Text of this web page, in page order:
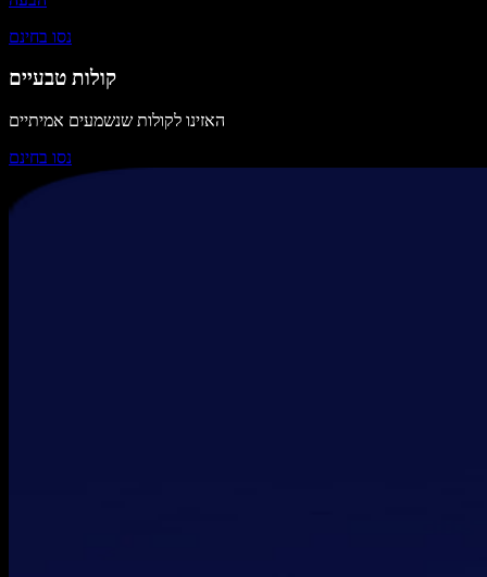
נסו בחינם
קולות טבעיים
האזינו לקולות שנשמעים אמיתיים
נסו בחינם